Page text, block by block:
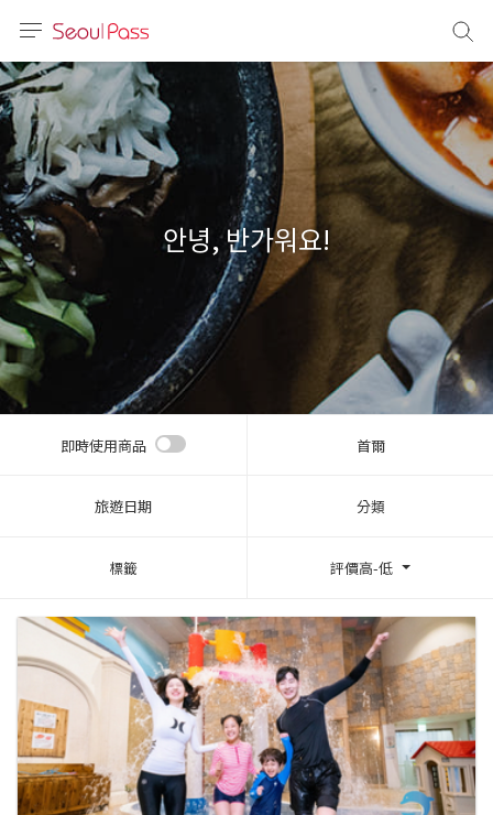
体)
文 (台灣)
안녕, 반가워요!
即時使用商品 首爾
旅遊日期 分類
標籤 評價高-低